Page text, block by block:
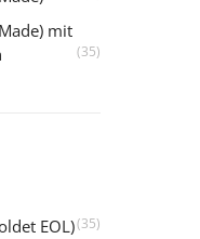
mit
(35)
EOL)(35)